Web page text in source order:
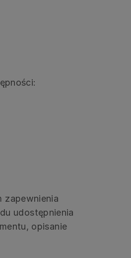
zapewnienia
udostępnienia
opisanie